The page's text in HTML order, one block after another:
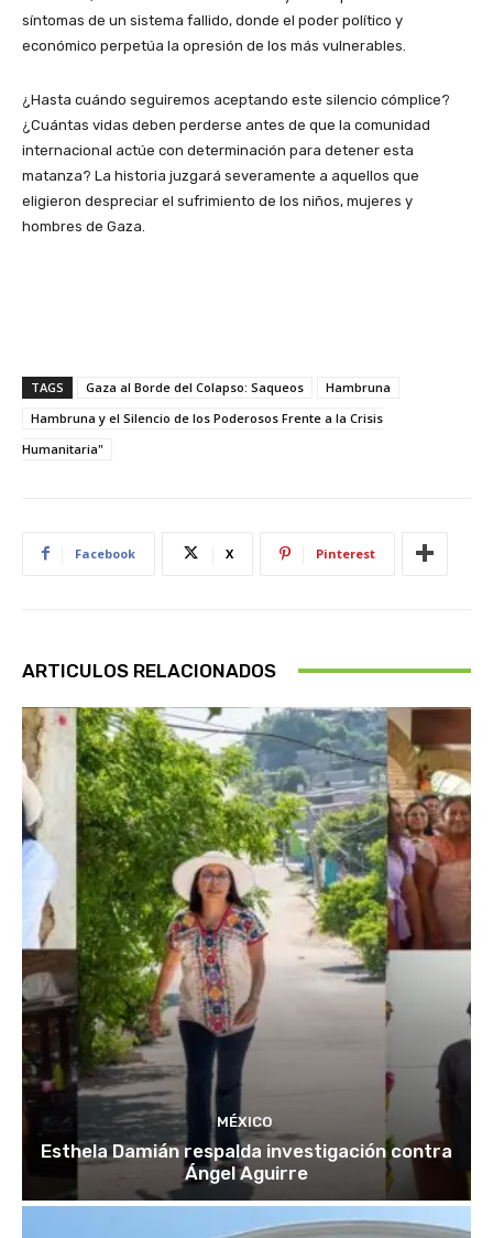
síntomas de un sistema fallido, donde el poder político y
económico perpetúa la opresión de los más vulnerables.
¿Hasta cuándo seguiremos aceptando este silencio cómplice?
¿Cuántas vidas deben perderse antes de que la comunidad
internacional actúe con determinación para detener esta
matanza? La historia juzgará severamente a aquellos que
eligieron despreciar el sufrimiento de los niños, mujeres y
hombres de Gaza.
TAGS Gaza al Borde del Colapso: Saqueos
Hambruna
Hambruna y el Silencio de los Poderosos Frente a la Crisis
Humanitaria"
Facebook X Pinterest
ARTICULOS RELACIONADOS
MÉXICO
Esthela Damián respalda investigación contra
Ángel Aguirre